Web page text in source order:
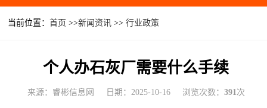
当前位置：首页 >>新闻资讯 >>行业政策
个人办石灰厂需要什么手续
来源：睿彬信息网 日期：2025-10-16 浏览次数： 391 次